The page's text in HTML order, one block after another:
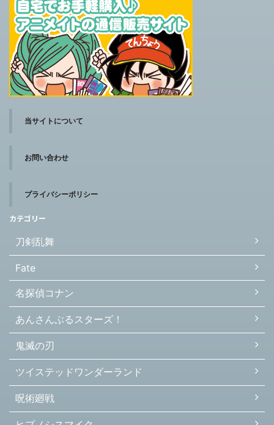
当サイトについて
お問い合わせ
プライバシーポリシー
カテゴリー
刀剣乱舞
Fate
名探偵コナン
あんさんぶるスターズ！
鬼滅の刃
ツイステッドワンダーランド
呪術廻戦